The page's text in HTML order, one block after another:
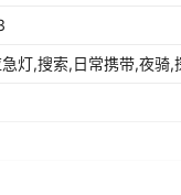
灯,搜索,日常携带,夜骑